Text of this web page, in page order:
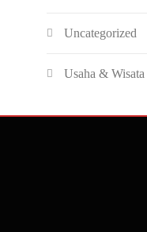
Uncategorized
Usaha & Wisata